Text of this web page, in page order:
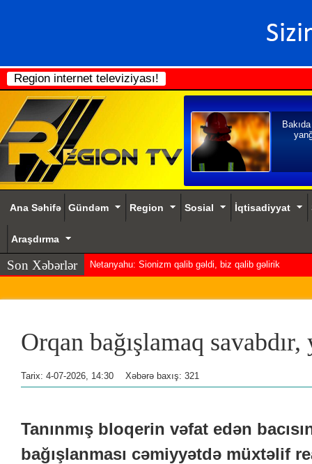
Region internet televiziyası!
Ana Səhifə Gündəm Region Sosial İqtisadiyyat
Araşdırma
Son Xəbərlər Netanyahu: Sionizm qalib gəldi, biz qalib gəlirik
Orqan bağışlamaq
Tarix: 4-07-2026, 14:30 Xəbərə baxış: 321
Tanınmış bloqerin vəfat edən
bağışlanması cəmiyyətdə müxtəlif